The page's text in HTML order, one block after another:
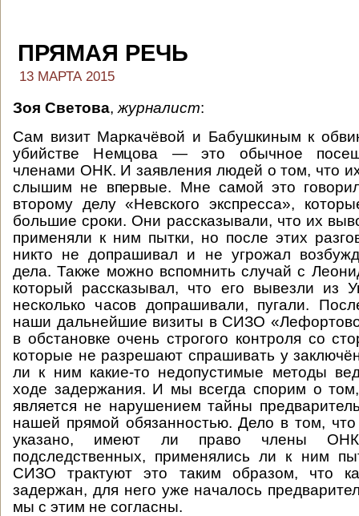
ПРЯМАЯ РЕЧЬ
13 МАРТА 2015
Зоя Светова, журналист:
Сам визит Маркачёвой и Бабушкиным к
убийстве Немцова — это обычное
членами ОНК. И заявления людей о том, что
слышим не впервые. Мне самой это
второму делу «Невского экспресса»,
большие сроки. Они рассказывали, что их
применяли к ним пытки, но после этих
никто не допрашивал и не угрожал
дела. Также можно вспомнить случай с
который рассказывал, что его вывезли из
несколько часов допрашивали, пугали.
наши дальнейшие визиты в СИЗО
в обстановке очень строгого контроля со
которые не разрешают спрашивать у
ли к ним какие-то недопустимые методы
ходе задержания. И мы всегда спорим о
является не нарушением тайны
нашей прямой обязанностью. Дело в том, что
указано, имеют ли право члены
подследственных, применялись ли к ним
СИЗО трактуют это таким образом, что
задержан, для него уже началось
мы с этим не согласны.